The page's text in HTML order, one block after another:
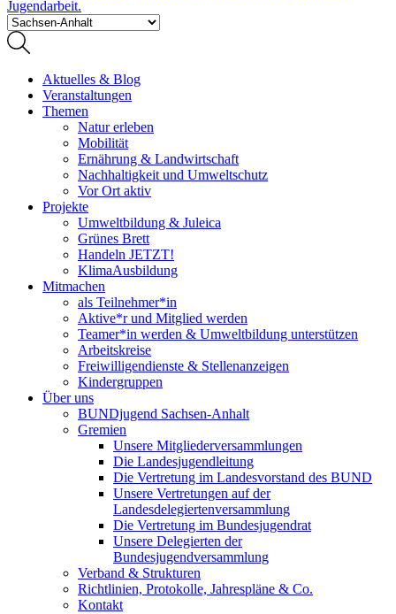
Aktuelles & Blog
Veranstaltungen
Themen
Natur erleben
Mobilität
Ernährung & Landwirtschaft
Nachhaltigkeit und Umweltschutz
Vor Ort aktiv
Projekte
Umweltbildung & Juleica
Grünes Brett
Handeln JETZT!
KlimaAusbildung
Mitmachen
als Teilnehmer*in
Aktive*r und Mitglied werden
Teamer*in werden & Umweltbildung unterstützen
Arbeitskreise
Freiwilligendienste & Stellenanzeigen
Kindergruppen
Über uns
BUNDjugend Sachsen-Anhalt
Gremien
Unsere Mitgliederversammlungen
Die Landesjugendleitung
Die Vertretung im Landesvorstand des BUND
Unsere Vertretungen auf der
Landesdelegiertenversammlung
Die Vertretung im Bundesjugendrat
Unsere Delegierten der
Bundesjugendversammlung
Verband & Strukturen
Richtlinien, Protokolle, Jahrespläne & Co.
Kontakt